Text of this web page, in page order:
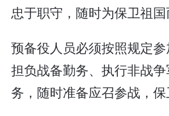
忠于职守，随时为保卫祖国
预备役人员必须按照规定参
担负战备勤务、执行非战
务，随时准备应召参战，保